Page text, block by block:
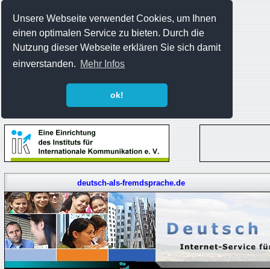
Unsere Webseite verwendet Cookies, um Ihnen
einen optimalen Service zu bieten. Durch die
Nutzung dieser Webseite erklären Sie sich damit
einverstanden. Mehr Infos
ok!
deutsch-als-fremdsprache.de